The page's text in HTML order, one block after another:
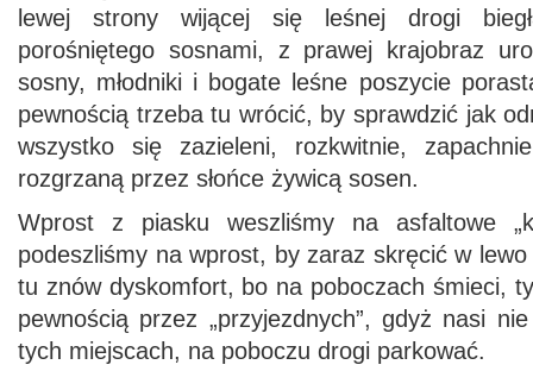
lewej strony wijącej się leśnej drogi
porośniętego sosnami, z prawej krajobraz
sosny, młodniki i bogate leśne poszycie
pewnością trzeba tu wrócić, by sprawdzić jak
wszystko się zazieleni, rozkwitnie,
rozgrzaną przez słońce żywicą sosen.
Wprost z piasku weszliśmy na asfaltowe
podeszliśmy na wprost, by zaraz skręcić w
tu znów dyskomfort, bo na poboczach śmieci,
pewnością przez „przyjezdnych”, gdyż nasi
tych miejscach, na poboczu drogi parkować.